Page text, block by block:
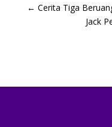
← Cerita Tiga
Jack